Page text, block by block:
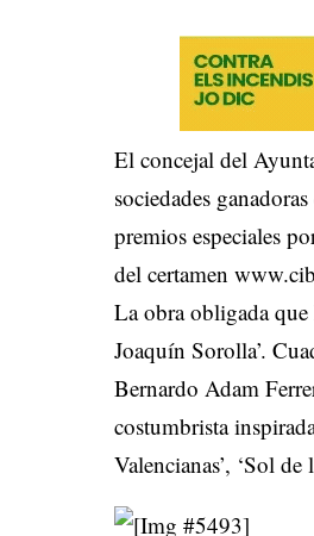
El concejal del
sociedades
premios especiales
del certamen
La obra obligada que
Joaquín Sorolla’.
Bernardo Adam
costumbrista
Valencianas’, ‘Sol de